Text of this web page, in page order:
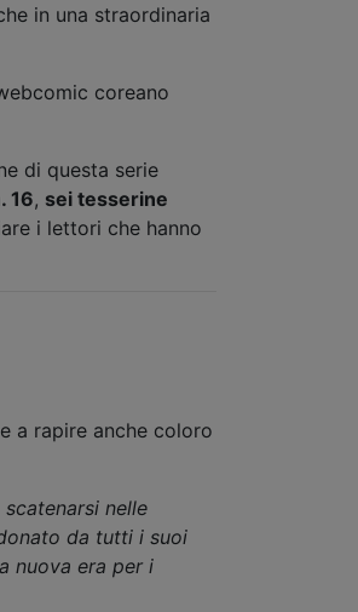
in una straordinaria
coreano
di questa serie
16, sei tesserine
i lettori che hanno
a rapire anche coloro
nelle
da tutti i suoi
nuova era per i